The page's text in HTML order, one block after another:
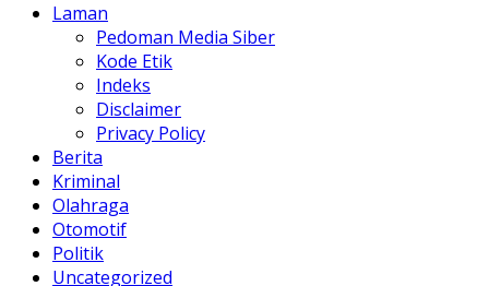
Laman
Pedoman Media Siber
Kode Etik
Indeks
Disclaimer
Privacy Policy
Berita
Kriminal
Olahraga
Otomotif
Politik
Uncategorized